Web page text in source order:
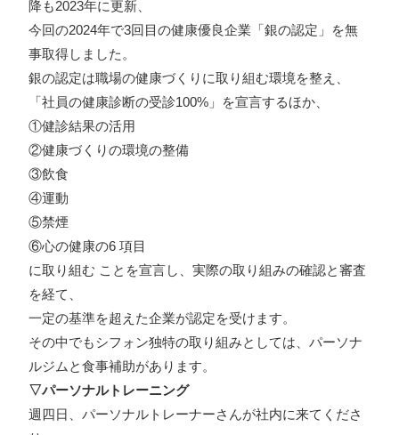
降も2023年に更新、
今回の2024年で3回目の健康優良企業「銀の認定」を無
事取得しました。
銀の認定は職場の健康づくりに取り組む環境を整え、
「社員の健康診断の受診100%」を宣言するほか、
①健診結果の活用
②健康づくりの環境の整備
③飲食
④運動
⑤禁煙
⑥心の健康の6 項目
に取り組む ことを宣言し、実際の取り組みの確認と審査
を経て、
一定の基準を超えた企業が認定を受けます。
その中でもシフォン独特の取り組みとしては、パーソナ
ルジムと食事補助があります。
▽パーソナルトレーニング
週四日、パーソナルトレーナーさんが社内に来てくださ